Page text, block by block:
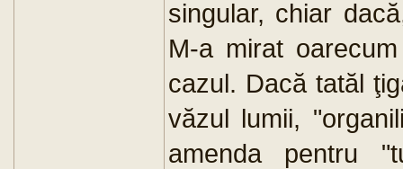
singular, chiar
M-a mirat
cazul. Dacă tatăl
văzul lumii,
amenda pentru